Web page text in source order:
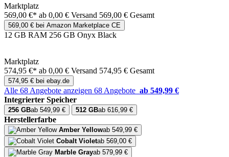
Marktplatz
569,00 €* ab 0,00 € Versand 569,00 € Gesamt
569,00 € bei Amazon Marketplace CE
12 GB RAM 256 GB Onyx Black
Marktplatz
574,95 €* ab 0,00 € Versand 574,95 € Gesamt
574,95 € bei ebay.de
Alle 68 Angebote anzeigen 68 Angebote ab 549,99 €
Integrierter Speicher
256 GBab 549,99 € 512 GBab 616,99 €
Herstellerfarbe
Amber Yellowab 549,99 €
Cobalt Violetab 569,00 €
Marble Grayab 579,99 €